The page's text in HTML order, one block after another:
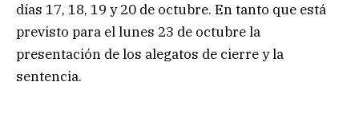
días 17, 18, 19 y 20 de octubre. En tanto que está
previsto para el lunes 23 de octubre la
presentación de los alegatos de cierre y la
sentencia.